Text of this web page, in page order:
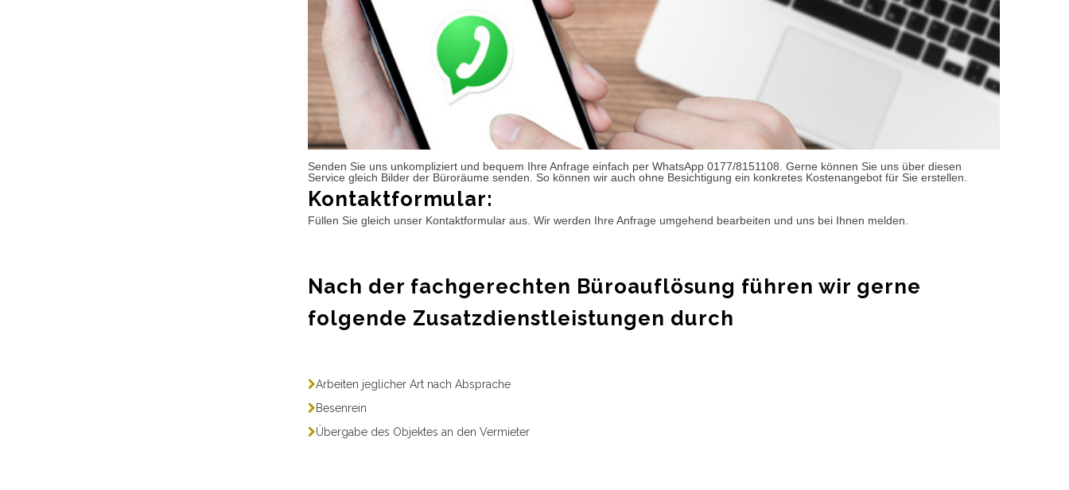
Senden Sie uns unkompliziert und bequem Ihre Anfrage einfach per WhatsApp 0177/8151108. Gerne können Sie uns über diesen
Service gleich Bilder der Büroräume senden. So können wir auch ohne Besichtigung ein konkretes Kostenangebot für Sie erstellen.
Kontaktformular:
Füllen Sie gleich unser Kontaktformular aus. Wir werden Ihre Anfrage umgehend bearbeiten und uns bei Ihnen melden.
Nach der fachgerechten Büroauflösung führen wir gerne
folgende Zusatzdienstleistungen durch
Arbeiten jeglicher Art nach Absprache
Besenrein
Übergabe des Objektes an den Vermieter